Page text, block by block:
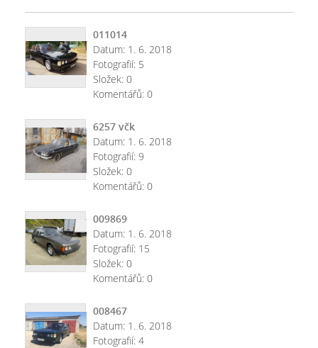
011014
Datum: 1. 6. 2018
Fotografií: 5
Složek: 0
Komentářů: 0
6257 včk
Datum: 1. 6. 2018
Fotografií: 9
Složek: 0
Komentářů: 0
009869
Datum: 1. 6. 2018
Fotografií: 15
Složek: 0
Komentářů: 0
008467
Datum: 1. 6. 2018
Fotografií: 4